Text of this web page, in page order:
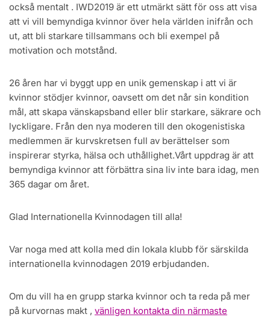
också mentalt . IWD2019 är ett utmärkt sätt för oss att visa
att vi vill bemyndiga kvinnor över hela världen inifrån och
ut, att bli starkare tillsammans och bli exempel på
motivation och motstånd.
26 åren har vi byggt upp en unik gemenskap i att vi är
kvinnor stödjer kvinnor, oavsett om det når sin kondition
mål, att skapa vänskapsband eller blir starkare, säkrare och
lyckligare. Från den nya moderen till den okogenistiska
medlemmen är kurvskretsen full av berättelser som
inspirerar styrka, hälsa och uthållighet.Vårt uppdrag är att
bemyndiga kvinnor att förbättra sina liv inte bara idag, men
365 dagar om året.
Glad Internationella Kvinnodagen till alla!
Var noga med att kolla med din lokala klubb för särskilda
internationella kvinnodagen 2019 erbjudanden.
Om du vill ha en grupp starka kvinnor och ta reda på mer
på kurvornas makt , vänligen kontakta din närmaste